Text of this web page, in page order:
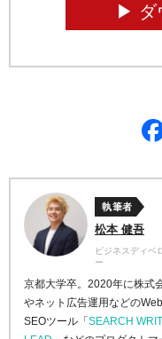
▶︎ ダ
執筆者
松本 健吾
ビジネスディベ
ー
京都大学卒。2020年に株式
やネット広告運用などの
SEOツール「SEARCH